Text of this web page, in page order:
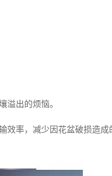
溢出的烦恼。
率，减少因花盆破损造成